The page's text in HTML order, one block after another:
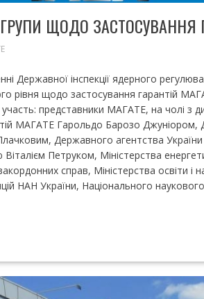
ЩОДО ЗАСТОСУВАННЯ
Державної інспекції ядерного
рівня щодо застосування гарантій
участь: представники МАГАТЕ, на чолі з
МАГАТЕ Гарольдо Барозо
Державного агентства
Петруком, Міністерства
справ, Міністерства освіти і
НАН України, Національного